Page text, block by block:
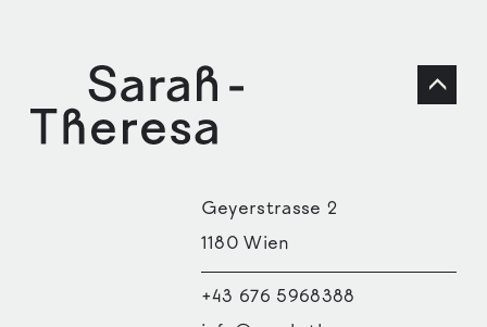
ABOUT
Geyerstrasse 2
1180 Wien
+43 676 5968388